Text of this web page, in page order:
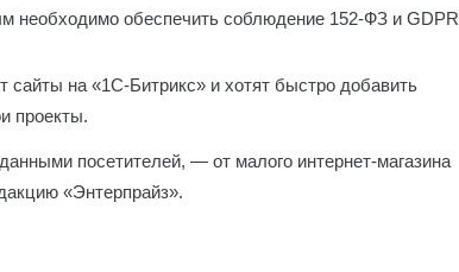
необходимо обеспечить соблюдение 152-ФЗ и GDPR
на «1С-Битрикс» и хотят быстро добавить
проекты.
посетителей, — от малого интернет-магазина
«Энтерпрайз».